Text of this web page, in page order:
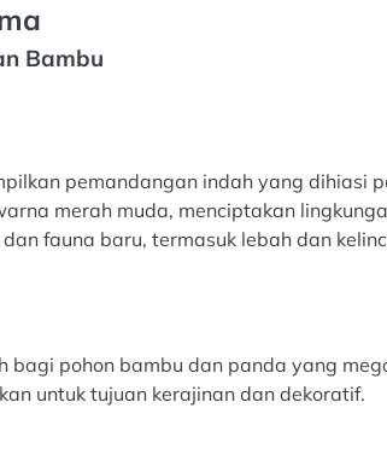
Bambu
pemandangan indah yang dihiasi
merah muda, menciptakan
fauna baru, termasuk lebah dan
bagi pohon bambu dan panda yang
untuk tujuan kerajinan dan dekoratif.